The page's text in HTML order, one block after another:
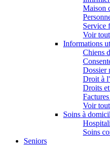
Maison
Service
Voir tout
Informations
Chiens
Dossier
Droit à
Droits
Voir tout
Soins à
Soins
Seniors